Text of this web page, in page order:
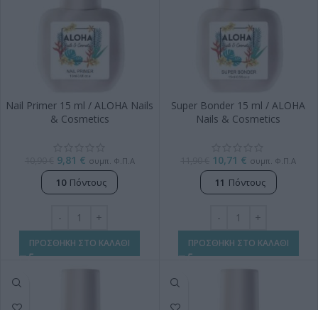
Nail Primer 15 ml / ALOHA Nails
& Cosmetics
9,81 € συμπ. Φ.Π.Α
10 Πόντους
ΠΡΟΣΘΗΚΗ ΣΤΟ ΚΑΛΑΘΙ
Super Bonder 15 ml / ALOHA
Nails & Cosmetics
10,71 € συμπ. Φ.Π.Α
11 Πόντους
ΠΡΟΣΘΗΚΗ ΣΤΟ ΚΑΛΑΘΙ